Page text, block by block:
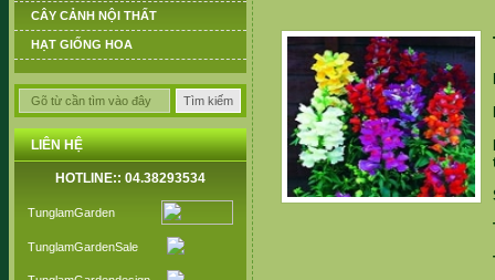
CÂY CẢNH NỘI THẤT
HẠT GIỐNG HOA
LIÊN HỆ
HOTLINE:: 04.38293534
TunglamGarden
TunglamGardenSale